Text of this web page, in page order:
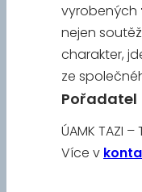
vyrobených
nejen
charakter,
ze
Pořadatel
ÚAMK TAZI
Více v